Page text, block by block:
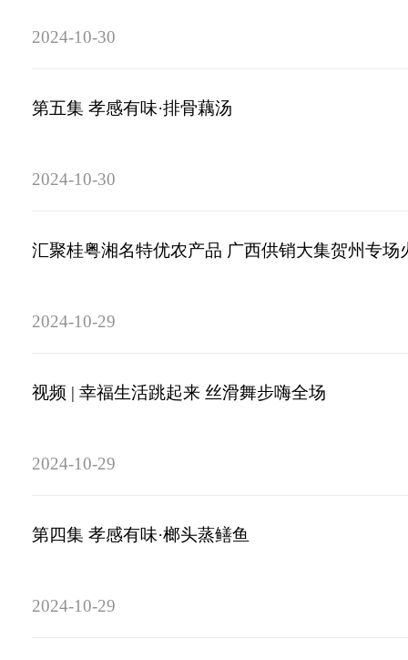
2024-10-30
第五集 孝感有味·排骨藕汤
2024-10-30
汇聚桂粤湘名特优农产品 广西供销大集贺州专场
2024-10-29
视频 | 幸福生活跳起来 丝滑舞步嗨全场
2024-10-29
第四集 孝感有味·榔头蒸鳝鱼
2024-10-29